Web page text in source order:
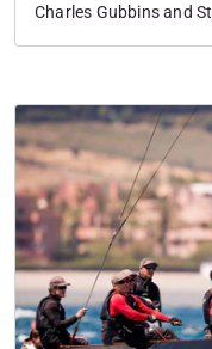
Charles Gubbins and